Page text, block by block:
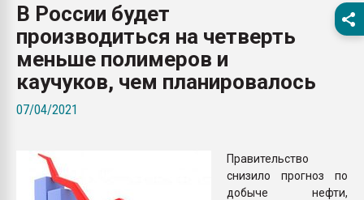
28.07.2026
ситуацией на
бутылок
В России будет
производиться на четверть
меньше полимеров и
каучуков, чем планировалось
07/04/2021
Правительство
снизило прогноз по
добыче нефти,